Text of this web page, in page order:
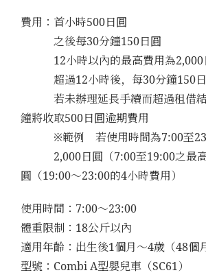
費用：首小時500日圓
之後每30分鐘150日圓
12小時以內的最高費用為2,000
超過12小時後，每30分鐘150
若未辦理延長手續而超過租借結
鐘將收取500日圓逾期費用
※範例 若使用時間為7:00至
2,000日圓（7:00至19:00之最高
圓（19:00～23:00的4小時費用）
使用時間：7:00～23:00
體重限制：18公斤以內
適用年齡：出生後1個月～4歲（48個
型號：Combi A型嬰兒車（SC61）